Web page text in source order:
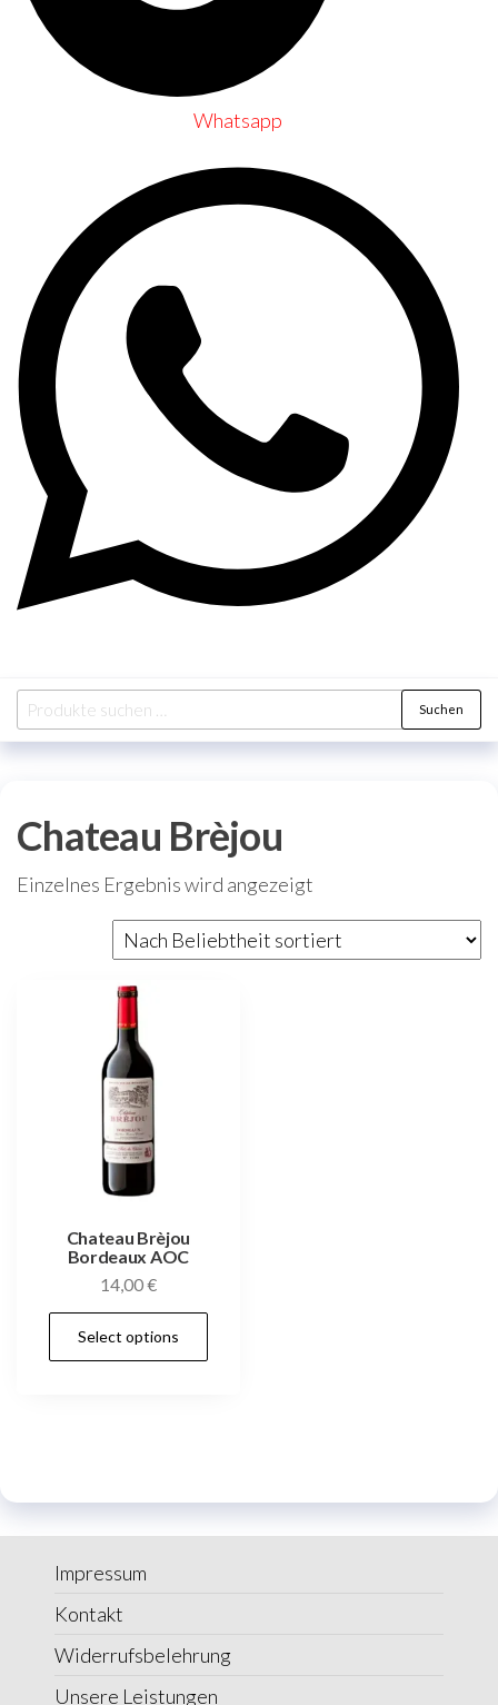
Whatsapp
Suchen
nach:
Suchen
Chateau Brèjou
Einzelnes Ergebnis wird angezeigt
Chateau Brèjou
Bordeaux AOC
14,00€
Select options
Impressum
Kontakt
Widerrufsbelehrung
Unsere Leistungen